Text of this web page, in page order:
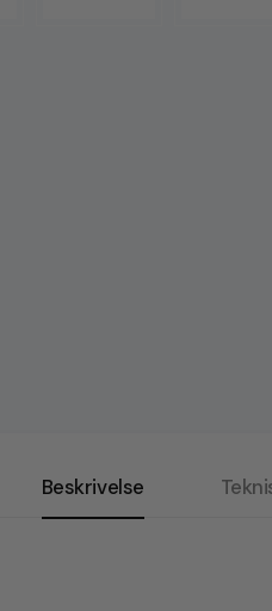
Beskrivelse